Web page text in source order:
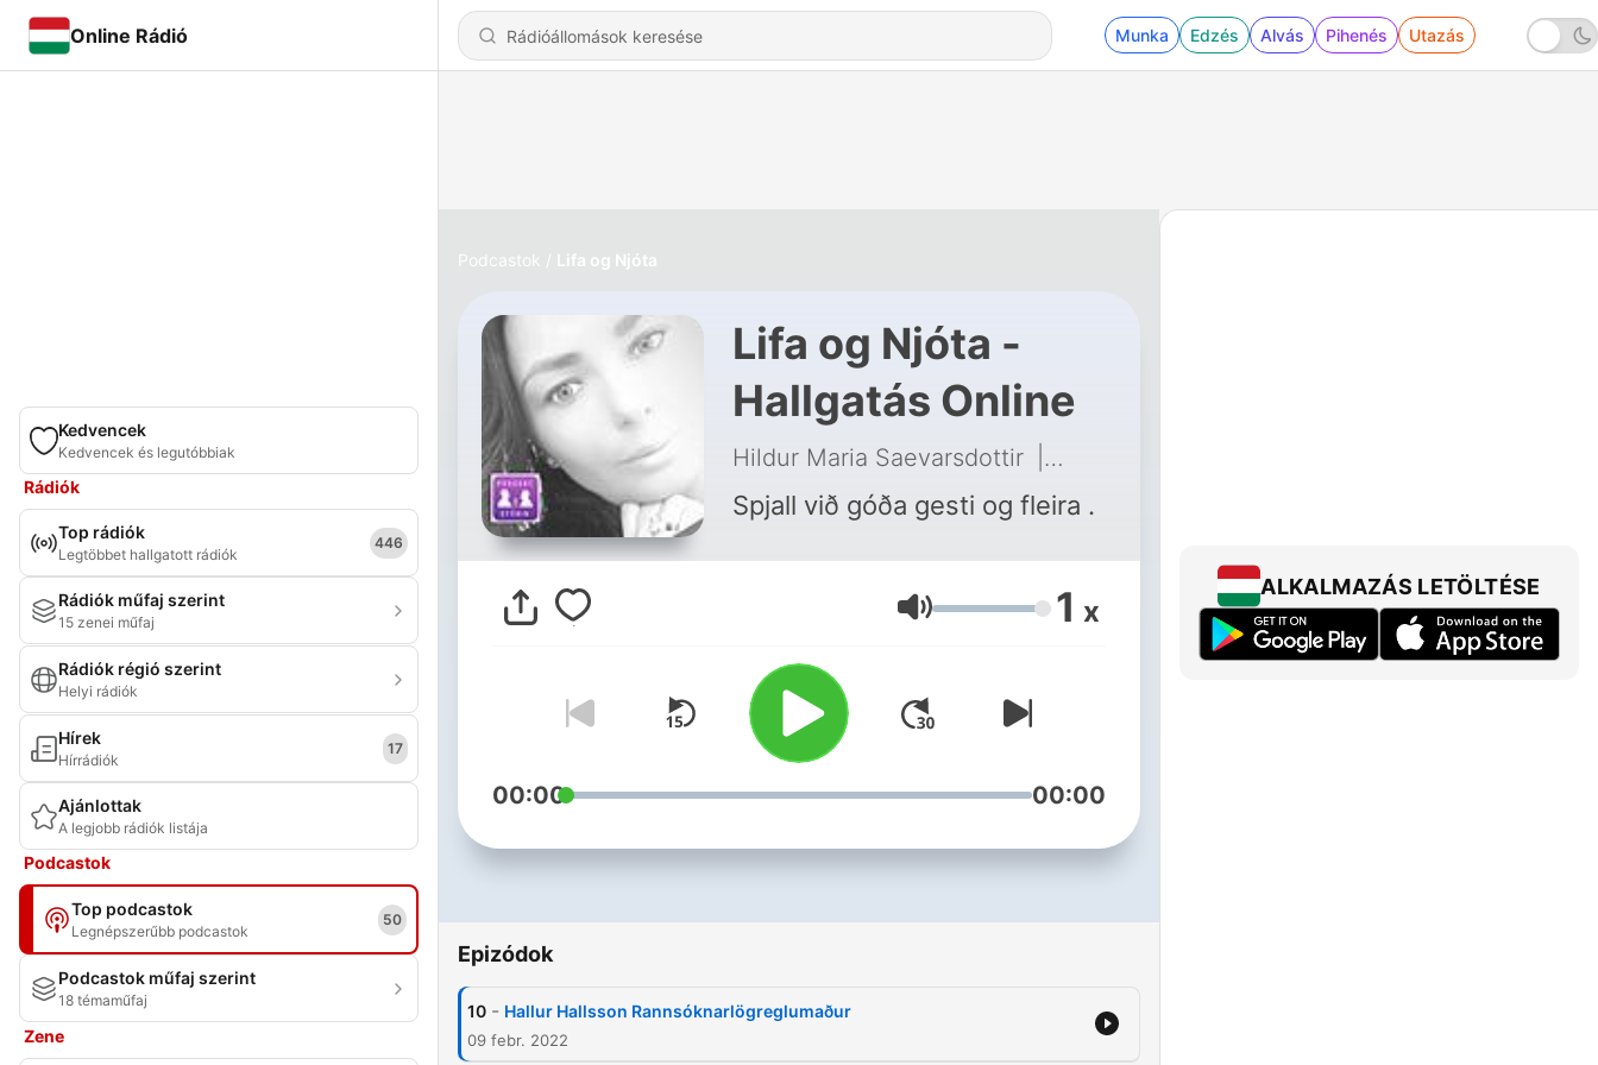
Online Rádió Munka Edzés Alvás Pihenés Utazás
Kedvencek
Kedvencek és legutóbbiak
Rádiók
Top rádiók
Legtöbbet hallgatott rádiók
446
Rádiók műfaj szerint
15 zenei műfaj
Rádiók régió szerint
Helyi rádiók
Hírek
Hírrádiók
17
Ajánlottak
A legjobb rádiók listája
Podcastok
Top podcastok
Legnépszerűbb podcastok
50
Podcastok műfaj szerint
18 témaműfaj
Zene
Podcastok Lifa og Njóta
Lifa og Njóta -
Hallgatás Online
Hildur Maria Saevarsdottir 10 - Hallur Hallsson Rannsóknarlögreglumaður
Spjall við góða gesti og fleira .
Hangerő 1 x
00:00 00:00
Epizódok
10 - Hallur Hallsson Rannsóknarlögreglumaður
09 febr. 2022
ALKALMAZÁS LETÖLTÉSE